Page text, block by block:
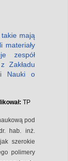
mają
materiały
zespół
Zakładu
i Nauki o
TP
pod
hab. inż.
szerokie
polimery